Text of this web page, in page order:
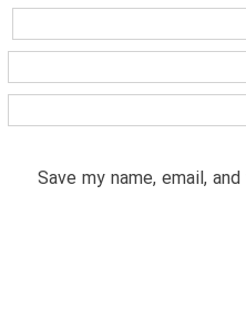
Save my name, email,